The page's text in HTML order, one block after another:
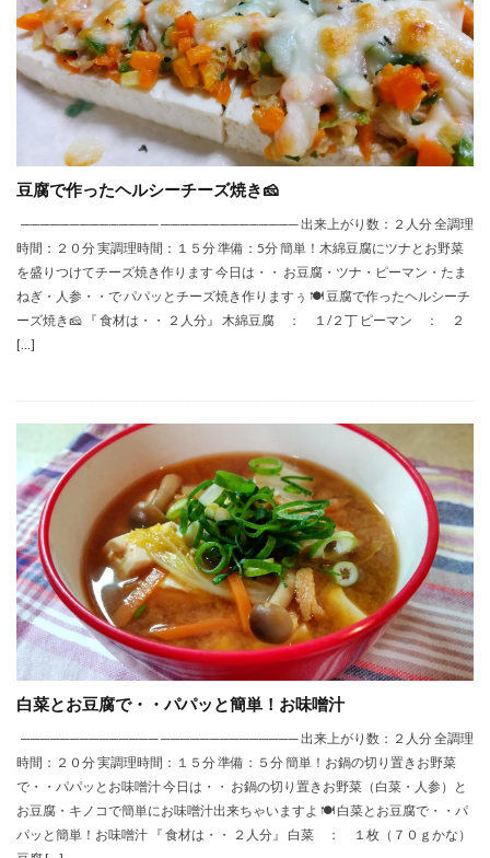
豆腐で作ったヘルシーチーズ焼き🧀
────────────── ────────────── 出来上がり数：２人分 全調理
時間：２０分 実調理時間：１５分 準備：5分 簡単！木綿豆腐にツナとお野菜
を盛りつけてチーズ焼き作ります 今日は・・ お豆腐・ツナ・ピーマン・たま
ねぎ・人参・・で パパッとチーズ焼き作りますぅ 🍽 豆腐で作ったヘルシーチ
ーズ焼き🧀 『 食材は・・ ２人分』 木綿豆腐 ： １/２丁 ピーマン ： ２
[…]
白菜とお豆腐で・・パパッと簡単！お味噌汁
────────────── ────────────── 出来上がり数：２人分 全調理
時間：２０分 実調理時間：１５分 準備：５分 簡単！お鍋の切り置きお野菜
で・・パパッとお味噌汁 今日は・・ お鍋の切り置きお野菜（白菜・人参）と
お豆腐・キノコで簡単にお味噌汁出来ちゃいますよ 🍽 白菜とお豆腐で・・パ
パッと簡単！お味噌汁 『 食材は・・ ２人分』 白菜 ： １枚（７０ｇかな）